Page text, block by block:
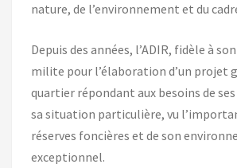
nature, de l’environnement et du
Depuis des années, l’ADIR, fidèle à
milite pour l’élaboration d’un projet
quartier répondant aux besoins de
sa situation particulière, vu
réserves foncières et de son
exceptionnel.